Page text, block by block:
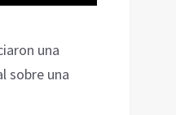
una
sobre una